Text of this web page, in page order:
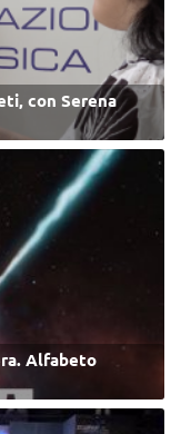
con Serena
Alfabeto